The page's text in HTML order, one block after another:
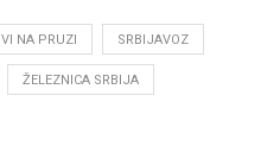
NA PRUZI SRBIJAVOZ
ŽELEZNICA SRBIJA